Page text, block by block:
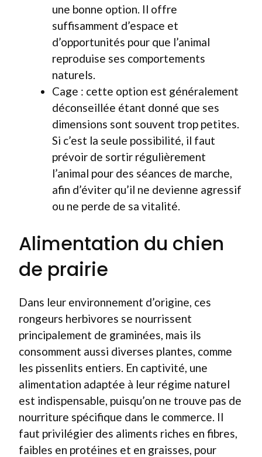
une bonne option. Il offre
suffisamment d’espace et
d’opportunités pour que l’animal
reproduise ses comportements
naturels.
Cage : cette option est généralement
déconseillée étant donné que ses
dimensions sont souvent trop petites.
Si c’est la seule possibilité, il faut
prévoir de sortir régulièrement
l’animal pour des séances de marche,
afin d’éviter qu’il ne devienne agressif
ou ne perde de sa vitalité.
Alimentation du chien
de prairie
Dans leur environnement d’origine, ces
rongeurs herbivores se nourrissent
principalement de graminées, mais ils
consomment aussi diverses plantes, comme
les pissenlits entiers. En captivité, une
alimentation adaptée à leur régime naturel
est indispensable, puisqu’on ne trouve pas de
nourriture spécifique dans le commerce. Il
faut privilégier des aliments riches en fibres,
faibles en protéines et en graisses, pour